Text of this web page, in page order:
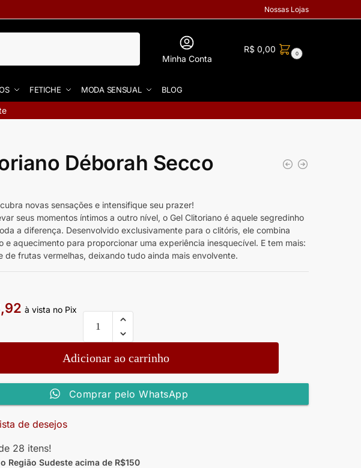
Nossas Lojas
Minha Conta
R$ 0,00 0
FETICHE MODA SENSUAL BLOG
Déborah Secco
novas sensações e intensifique seu prazer!
seus momentos íntimos a outro nível, o Gel Clitoriano é aquele segredinho
a diferença. Desenvolvido exclusivamente para o clitóris, ele combina
e aquecimento para proporcionar uma experiência inesquecível. E tem mais:
de frutas vermelhas, deixando tudo ainda mais envolvente.
à vista no Pix
Adicionar ao carrinho
Comprar pelo WhatsApp
de desejos
28 itens!
Região Sudesteacima de R$150